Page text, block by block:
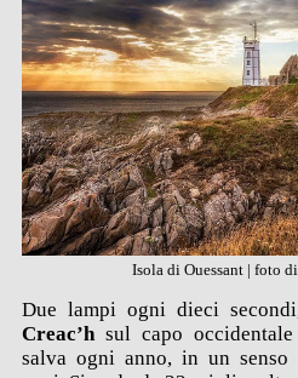
Isola di Ouessant | foto di
Due lampi ogni dieci
Creac’hsul capo occidentale
salva ogni anno, in un senso